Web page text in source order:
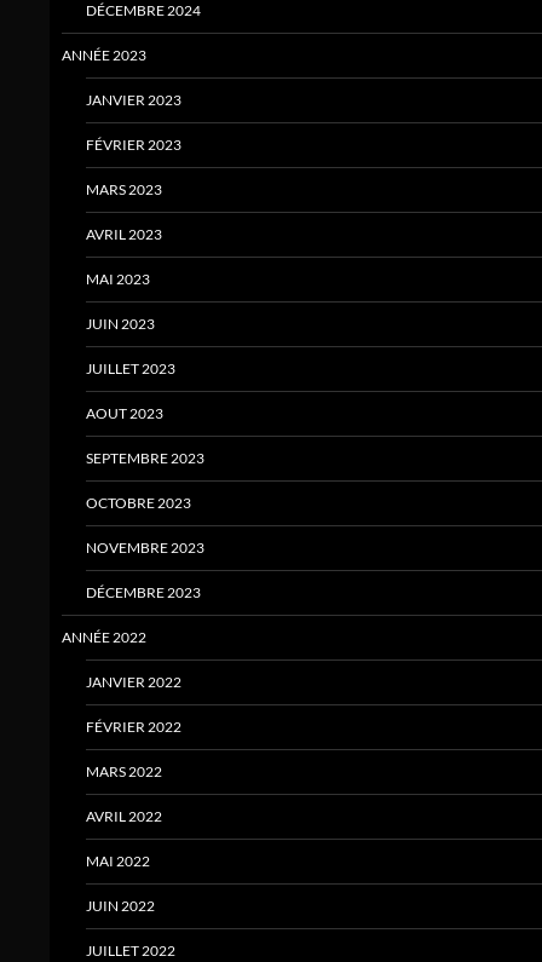
DÉCEMBRE 2024
ANNÉE 2023
JANVIER 2023
FÉVRIER 2023
MARS 2023
AVRIL 2023
MAI 2023
JUIN 2023
JUILLET 2023
AOUT 2023
SEPTEMBRE 2023
OCTOBRE 2023
NOVEMBRE 2023
DÉCEMBRE 2023
ANNÉE 2022
JANVIER 2022
FÉVRIER 2022
MARS 2022
AVRIL 2022
MAI 2022
JUIN 2022
JUILLET 2022